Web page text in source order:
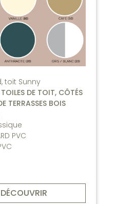
toit Sunny
DE TOIT, CÔTÉS
TERRASSES BOIS
PVC
DÉCOUVRIR